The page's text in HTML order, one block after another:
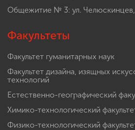
Общежитие № 3: ул. Челюскинцев,
Факультеты
Факультет гуманитарных наук
Факультет дизайна, изящных
технологий
Естественно-географический
Химико-технологический
Физико-технологический